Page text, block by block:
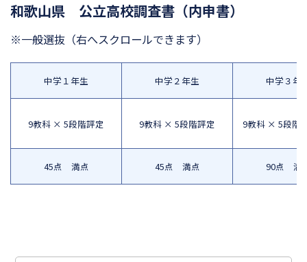
和歌山県 公立高校調査書（内申書）
※一般選抜 （右へスクロールできます）
中学１年生
9教科 × 5段階評定
45点 満点
中学２年生
9教科 × 5段階評定
45点 満点
中学３年
9教科 × 5段階
90点 満